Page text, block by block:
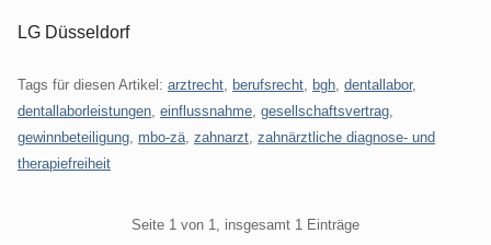
LG Düsseldorf
Tags für diesen Artikel: arztrecht berufsrecht bgh dentallabor,
dentallaborleistungen einflussnahme gesellschaftsvertrag
gewinnbeteiligung mbo-zä zahnarzt zahnärztliche diagnose- und
therapiefreiheit
Seite 1 von 1, insgesamt 1 Einträge